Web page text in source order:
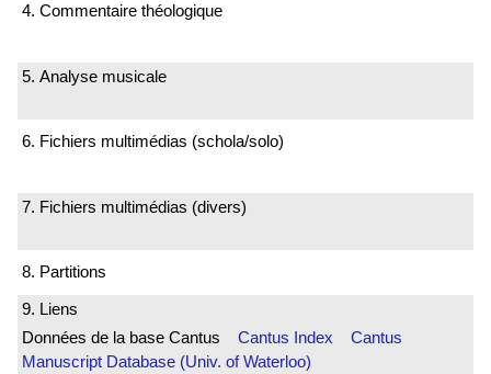
4. Commentaire théologique
5. Analyse musicale
6. Fichiers multimédias (schola/solo)
7. Fichiers multimédias (divers)
8. Partitions
9. Liens
Données de la base Cantus Cantus Index
Cantus
Manuscript Database (Univ. of Waterloo)